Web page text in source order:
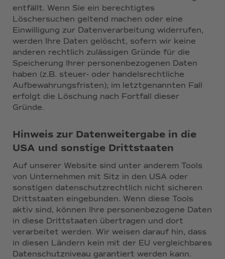
entfällt. Wenn Sie ein berechtigtes
Löschersuchen geltend machen oder eine
Einwilligung zur Datenverarbeitung widerrufen,
werden Ihre Daten gelöscht, sofern wir keine
anderen rechtlich zulässigen Gründe für die
Speicherung Ihrer personenbezogenen Daten
haben (z.B. steuer- oder handelsrechtliche
Aufbewahrungsfristen); im letztgenannten Fall
erfolgt die Löschung nach Fortfall dieser
Gründe.
Hinweis zur Datenweitergabe in die
USA und sonstige Drittstaaten
Auf unserer Website sind unter anderem Tools
von Unternehmen mit Sitz in den USA oder
sonstigen datenschutzrechtlich nicht sicheren
Drittstaaten eingebunden. Wenn diese Tools
aktiv sind, können Ihre personenbezogene Daten
in diese Drittstaaten übertragen und dort
verarbeitet werden. Wir weisen darauf hin, dass
in diesen Ländern kein mit der EU vergleichbares
Datenschutzniveau garantiert werden kann.